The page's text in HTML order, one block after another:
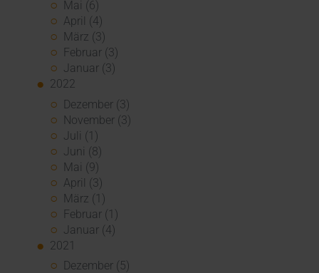
Mai (6)
April (4)
März (3)
Februar (3)
Januar (3)
2022
Dezember (3)
November (3)
Juli (1)
Juni (8)
Mai (9)
April (3)
März (1)
Februar (1)
Januar (4)
2021
Dezember (5)